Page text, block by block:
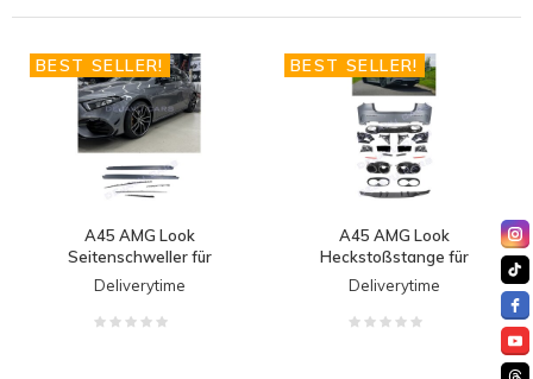
BEST SELLER!
A45 AMG Look
Seitenschweller für
Mercedes Benz A Klasse
W177 Hatchback &
V177 Limousine
Deliverytime
BEST SELLER!
A45 AMG Look
Heckstoßstange für
Mercedes Benz A Klasse
V177 Limousine
Deliverytime